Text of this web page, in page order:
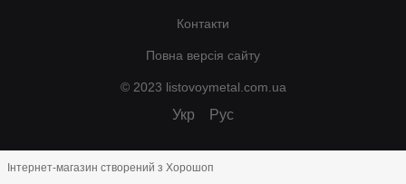
Контакти
Повна версія сайту
© 2023 listovoymetal.com.ua
Укр Рус
Інтернет-магазин створений з Хорошоп